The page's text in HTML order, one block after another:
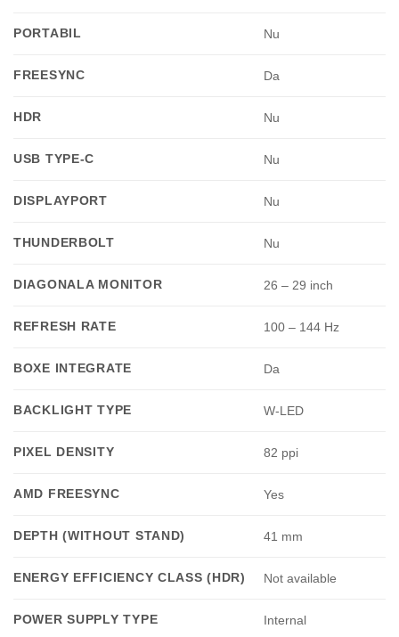
PORTABIL Nu
FREESYNC Da
HDR Nu
USB TYPE-C Nu
DISPLAYPORT Nu
THUNDERBOLT Nu
DIAGONALA MONITOR 26 – 29 inch
REFRESH RATE 100 – 144 Hz
BOXE INTEGRATE Da
BACKLIGHT TYPE W-LED
PIXEL DENSITY 82 ppi
AMD FREESYNC Yes
DEPTH (WITHOUT STAND) 41 mm
ENERGY EFFICIENCY CLASS (HDR) Not available
POWER SUPPLY TYPE Internal